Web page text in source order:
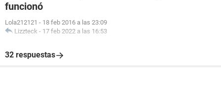
funcionó
Lola212121 - 18 feb 2016 a las 23:09
Lizzteck - 17 feb 2022 a las 16:53
32 respuestas